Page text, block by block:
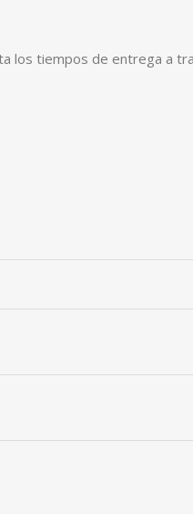
los tiempos de entrega a